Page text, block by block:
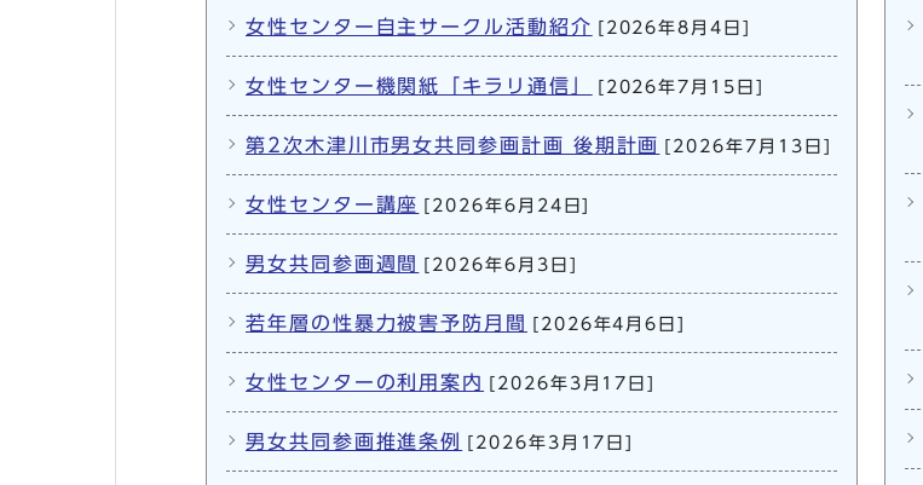
女性センター自主サークル活動紹介 [2026年8月4日]
女性センター機関紙「キラリ通信」 [2026年7月15日]
第2次木津川市男女共同参画計画 後期計画 [2026年7月13日]
女性センター講座 [2026年6月24日]
男女共同参画週間 [2026年6月3日]
若年層の性暴力被害予防月間 [2026年4月6日]
女性センターの利用案内 [2026年3月17日]
男女共同参画推進条例 [2026年3月17日]